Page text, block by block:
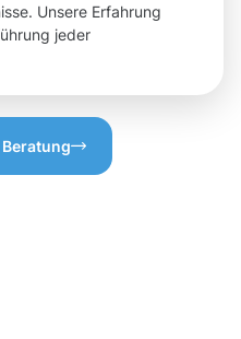
Unsere Erfahrung
jeder